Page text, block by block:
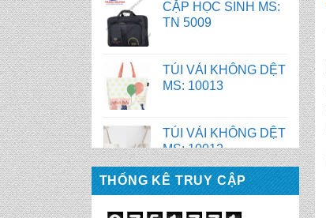
MS: 10012
MS : 10010
TÚI VẢI KHÔNG DỆT
MS: 10009
THỐNG KÊ TRUY CẬP